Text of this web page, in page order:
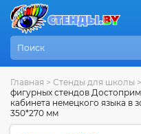
Главная > Стенды для школы >
фигурных стендов
кабинета немецкого языка в
350*270 мм